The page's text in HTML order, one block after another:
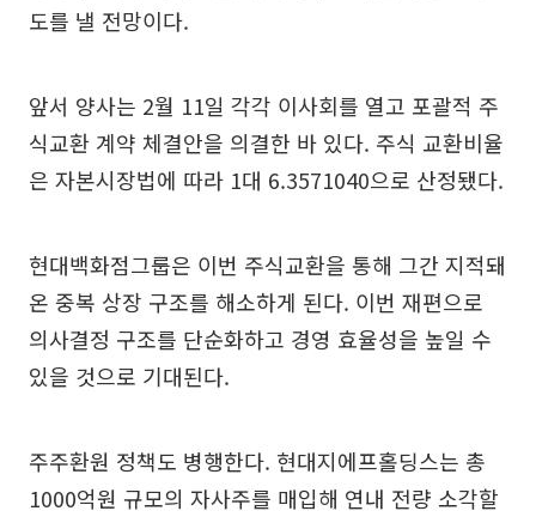
도를 낼 전망이다.
앞서 양사는 2월 11일 각각 이사회를 열고 포괄적 주
식교환 계약 체결안을 의결한 바 있다. 주식 교환비율
은 자본시장법에 따라 1대 6.3571040으로 산정됐다.
현대백화점그룹은 이번 주식교환을 통해 그간 지적돼
온 중복 상장 구조를 해소하게 된다. 이번 재편으로
의사결정 구조를 단순화하고 경영 효율성을 높일 수
있을 것으로 기대된다.
주주환원 정책도 병행한다. 현대지에프홀딩스는 총
1000억원 규모의 자사주를 매입해 연내 전량 소각할